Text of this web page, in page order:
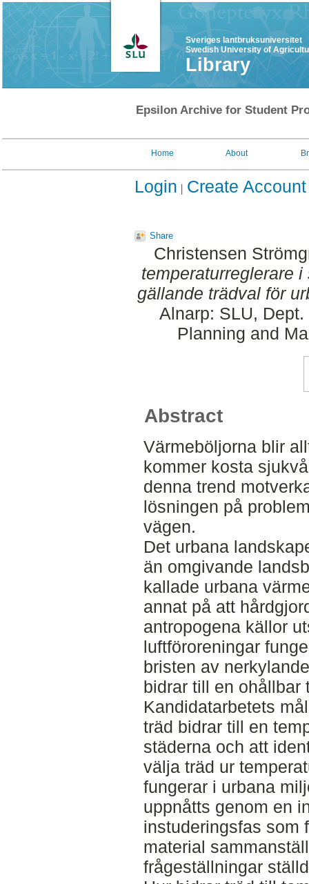
Sveriges lantbruksuniversitet
Swedish University of
Library
Epsilon Archive for Student
Home About
Login Create Account
Share
Christensen
temperaturreglerare
gällande trädval för
Alnarp: SLU,
Planning and
Abstract
Värmeböljorna blir
kommer kosta
denna trend
lösningen på
vägen.
Det urbana
än omgivande
kallade urbana
annat på att
antropogena källor
luftföroreningar
bristen av
bidrar till en ohållbar
Kandidatarbetets
träd bidrar till en
städerna och att
välja träd ur
fungerar i urbana
uppnåtts genom en
instuderingsfas som
material
frågeställningar